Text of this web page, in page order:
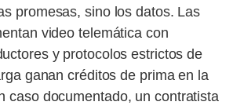
promesas, sino los datos. Las
video telemática con
y protocolos estrictos de
ganan créditos de prima en la
caso documentado, un contratista